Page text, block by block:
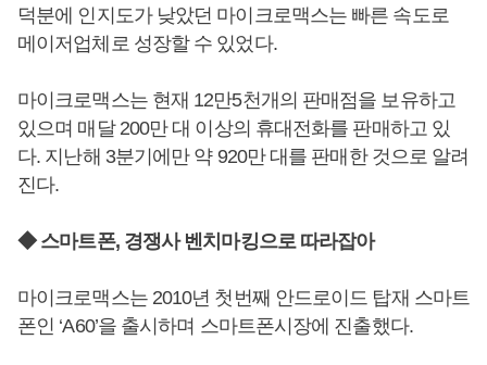
덕분에 인지도가 낮았던 마이크로맥스는 빠른 속도로
메이저업체로 성장할 수 있었다.
마이크로맥스는 현재 12만5천개의 판매점을 보유하고
있으며 매달 200만 대 이상의 휴대전화를 판매하고 있
다. 지난해 3분기에만 약 920만 대를 판매한 것으로 알려
진다.
◆ 스마트폰, 경쟁사 벤치마킹으로 따라잡아
마이크로맥스는 2010년 첫번째 안드로이드 탑재 스마트
폰인 ‘A60’을 출시하며 스마트폰시장에 진출했다.